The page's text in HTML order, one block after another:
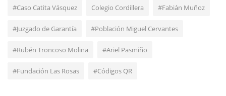
#Caso Catita Vásquez Colegio Cordillera #Fabián Muñoz
#Juzgado de Garantía #Población Miguel Cervantes
#Rubén Troncoso Molina #Ariel Pasmiño
#Fundación Las Rosas #Códigos QR